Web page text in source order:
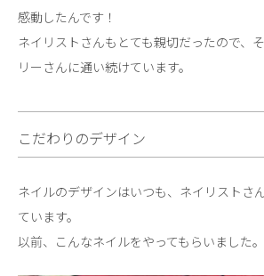
感動したんです！
ネイリストさんもとても親切だったので、
リーさんに通い続けています。
こだわりのデザイン
ネイルのデザインはいつも、ネイリストさ
ています。
以前、こんなネイルをやってもらいました。